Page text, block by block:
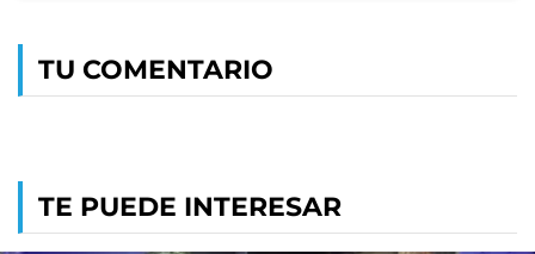
TU COMENTARIO
TE PUEDE INTERESAR